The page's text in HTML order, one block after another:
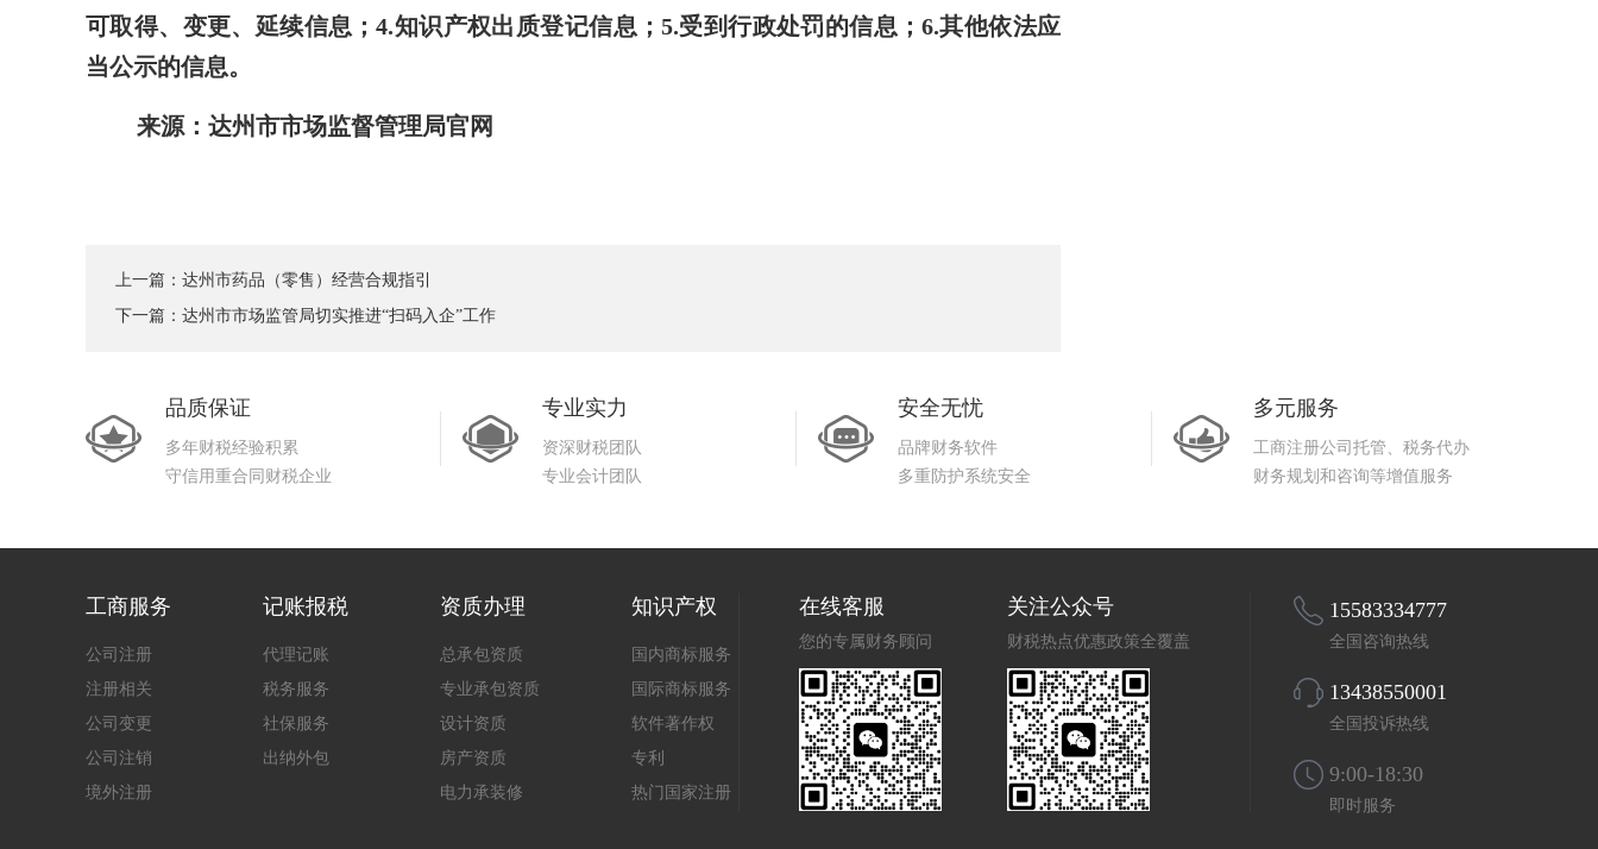
可取得、变更、延续信息；4.知识产权出质登记信息；5.受到行政处罚的信息；6.其他依法应
当公示的信息。
来源：达州市市场监督管理局官网
上一篇： 达州市药品（零售）经营合规指引
下一篇： 达州市市场监管局切实推进“扫码入企”工作
品质保证
多年财税经验积累
守信用重合同财税企业
专业实力
资深财税团队
专业会计团队
安全无忧
品牌财务软件
多重防护系统安全
多元服务
工商注册公司托管、税务代办
财务规划和咨询等增值服务
工商服务
公司注册
注册相关
公司变更
公司注销
境外注册
记账报税
代理记账
税务服务
社保服务
出纳外包
资质办理
总承包资质
专业承包资质
设计资质
房产资质
电力承装修
知识产权
国内商标服务
国际商标服务
软件著作权
专利
热门国家注册
在线客服
您的专属财务顾问
关注公众号
财税热点优惠政策全覆盖
15583334777
全国咨询热线
13438550001
全国投诉热线
9:00-18:30
即时服务